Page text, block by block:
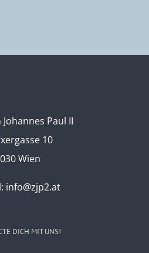
Paul II
10
Wien
info@zjp2.at
DICH MIT UNS!